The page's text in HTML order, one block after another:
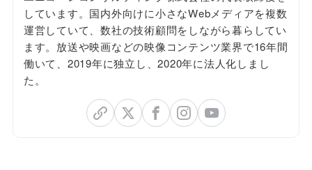
しています。国内外向けに小さなWebメディアを複数
運営していて、数社の技術顧問をしながら暮らしてい
ます。放送や映画などの映像コンテンツ業界で16年間
働いて、2019年に独立し、2020年に法人化しまし
た。